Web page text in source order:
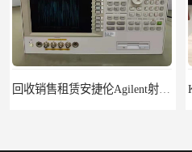
回收销售租赁安捷伦Agilent射频测试仪4287A